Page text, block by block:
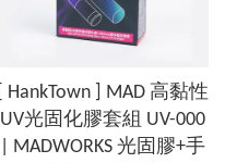
[ HankTown ] MAD 高黏性
UV光固化膠套組 UV-000
| MADWORKS 光固膠+手